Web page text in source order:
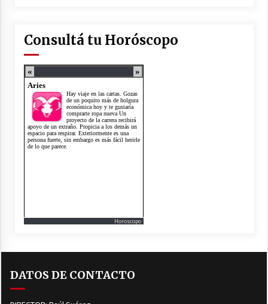
Consultá tu Horóscopo
Horoscopo
DATOS DE CONTACTO